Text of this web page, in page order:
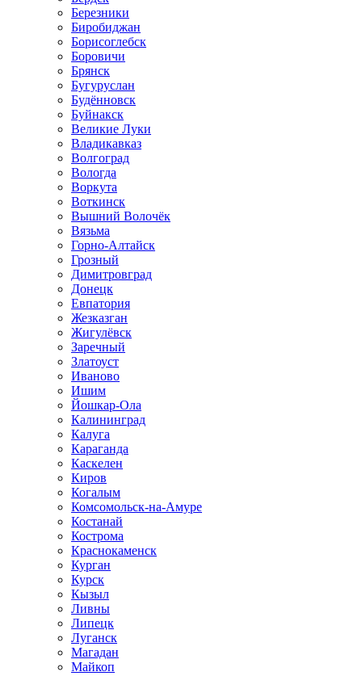
Березники
Биробиджан
Борисоглебск
Боровичи
Брянск
Бугуруслан
Будённовск
Буйнакск
Великие Луки
Владикавказ
Волгоград
Вологда
Воркута
Воткинск
Вышний Волочёк
Вязьма
Горно-Алтайск
Грозный
Димитровград
Донецк
Евпатория
Жезказган
Жигулёвск
Заречный
Златоуст
Иваново
Ишим
Йошкар-Ола
Калининград
Калуга
Караганда
Каскелен
Киров
Когалым
Комсомольск-на-Амуре
Костанай
Кострома
Краснокаменск
Курган
Курск
Кызыл
Ливны
Липецк
Луганск
Магадан
Майкоп